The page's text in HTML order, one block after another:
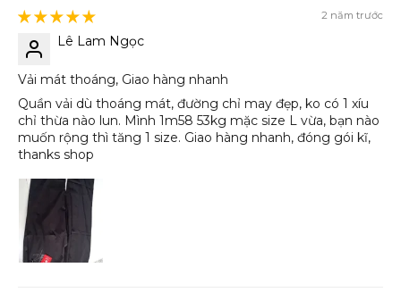
2 năm trước
Lê Lam Ngọc
Vải mát thoáng, Giao hàng nhanh
Quần vải dù thoáng mát, đường chỉ may đẹp, ko có 1 xíu
chỉ thừa nào lun. Mình 1m58 53kg mặc size L vừa, bạn nào
muốn rộng thì tăng 1 size. Giao hàng nhanh, đóng gói kĩ,
thanks shop